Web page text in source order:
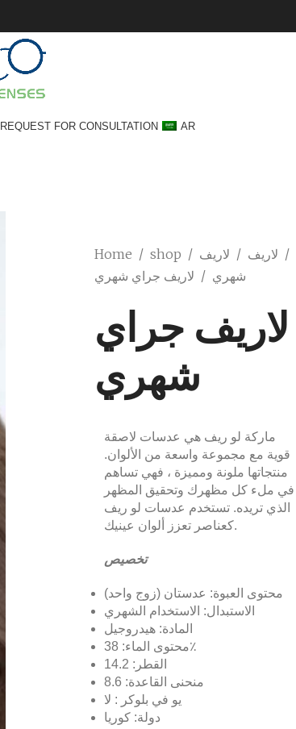
REQUEST FOR CONSULTATION AR
Home / shop / / لاريف / لاريف
شهري / لاريف جراي شهري
لاريف جراي
شهري
ماركة لو ريف هي عدسات لاصقة
قوية مع مجموعة واسعة من الألوان.
منتجاتها ملونة ومميزة ، فهي تساهم
في ملء كل مظهرك وتحقيق المظهر
الذي تريده. تستخدم عدسات لو ريف
كعناصر تعزز ألوان عينيك.
تخصيص
محتوى العبوة: عدستان (زوج واحد)
الاستبدال: الاستخدام الشهري
المادة: هيدروجيل
محتوى الماء: 38٪
القطر: 14.2
منحنى القاعدة: 8.6
يو في بلوكر : لا
دولة: كوريا